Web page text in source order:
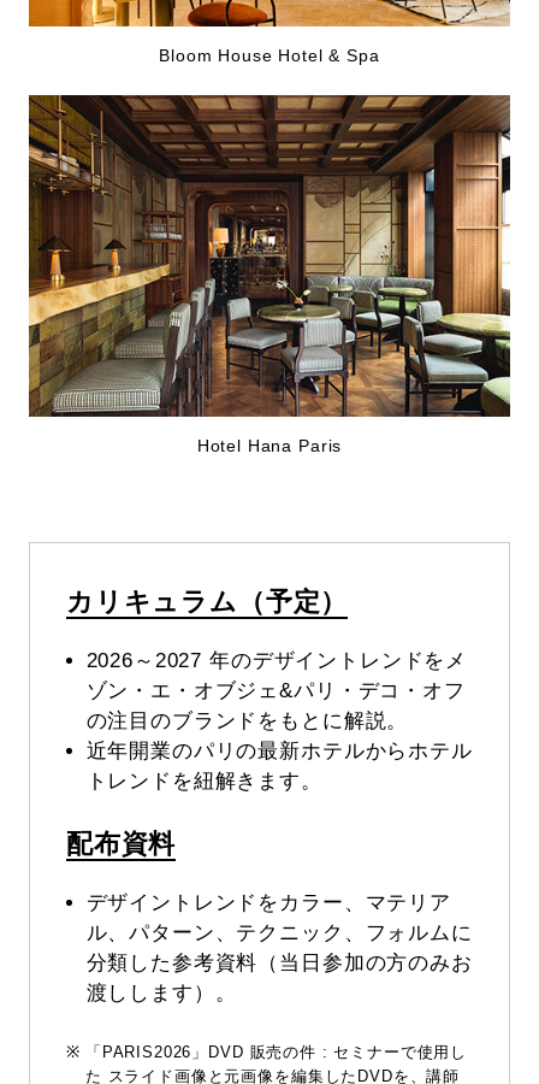
Bloom House Hotel & Spa
Hotel Hana Paris
カリキュラム（予定）
2026～2027 年のデザイントレンドをメ
ゾン・エ・オブジェ&パリ・デコ・オフ
の注目のブランドをもとに解説。
近年開業のパリの最新ホテルからホテル
トレンドを紐解きます。
配布資料
デザイントレンドをカラー、マテリア
ル、パターン、テクニック、フォルムに
分類した参考資料（当日参加の方のみお
渡しします）。
「PARIS2026」DVD 販売の件 : セミナーで使用し
た スライド画像と元画像を編集したDVDを、講師